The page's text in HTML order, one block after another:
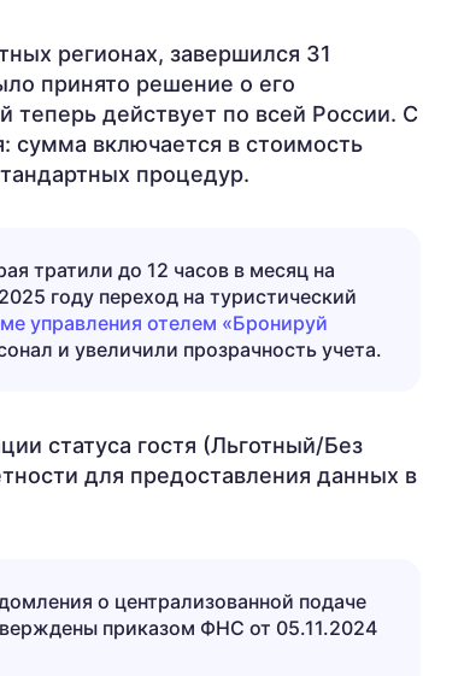
регионах, завершился 31
принято решение о его
теперь действует по всей России. С
сумма включается в стоимость
процедур.
тратили до 12 часов в месяц на
году переход на туристический
управления отелем «Бронируй
и увеличили прозрачность учета.
статуса гостя (Льготный/Без
для предоставления данных в
о централизованной подаче
приказом ФНС от 05.11.2024